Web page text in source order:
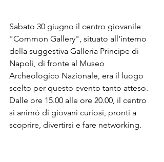
Sabato 30 giugno il centro giovanile
"Common Gallery", situato all'interno
della suggestiva Galleria Principe di
Napoli, di fronte al Museo
Archeologico Nazionale, era il luogo
scelto per questo evento tanto atteso.
Dalle ore 15.00 alle ore 20.00, il centro
si animò di giovani curiosi, pronti a
scoprire, divertirsi e fare networking.